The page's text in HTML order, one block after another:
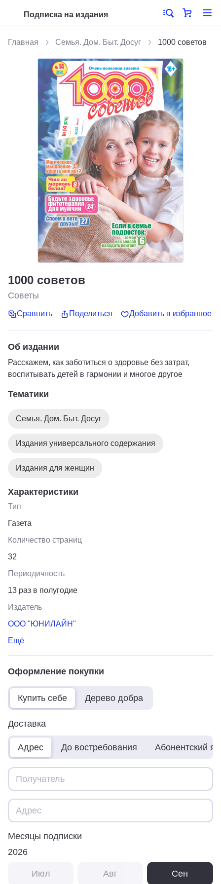
Подписка на издания
Главная Семья. Дом. Быт. Досуг 1000 советов
1000 советов
Советы
Сравнить Поделиться Добавить в избранное
Об издании
Расскажем, как заботиться о здоровье без затрат,
воспитывать детей в гармонии и многое другое
Тематики
Семья. Дом. Быт. Досуг
Издания универсального содержания
Издания для женщин
Характеристики
Тип
Газета
Количество страниц
32
Периодичность
13 раз в полугодие
Издатель
ООО "ЮНИЛАЙН"
Ещё
Оформление покупки
Купить себе Дерево добра
Доставка
Адрес До востребования Абонентский
Месяцы подписки
2026
Июл Авг Сен